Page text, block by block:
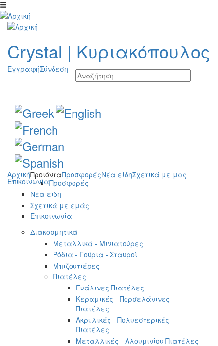
Παράκαμψη προς το κυρίως περιεχόμενο
Crystal | Κυριακόπουλος
ΕγγραφήΣύνδεση
ΑρχικήΠροϊόνταΠροσφορέςΝέα είδηΣχετικά με μας
ΕπικοινωνίαΠροσφορές
Νέα είδη
Σχετικά με εμάς
Επικοινωνία
Διακοσμητικά
Μεταλλικά - Μινιατούρες
Ρόδια - Γούρια - Σταυροί
Μπιζουτιέρες
Πιατέλες
Γυάλινες Πιατέλες
Κεραμικές - Πορσελάνινες
Πιατέλες
Ακρυλικές - Πολυεστερικές
Πιατέλες
Μεταλλικές - Αλουμινίου Πιατέλες